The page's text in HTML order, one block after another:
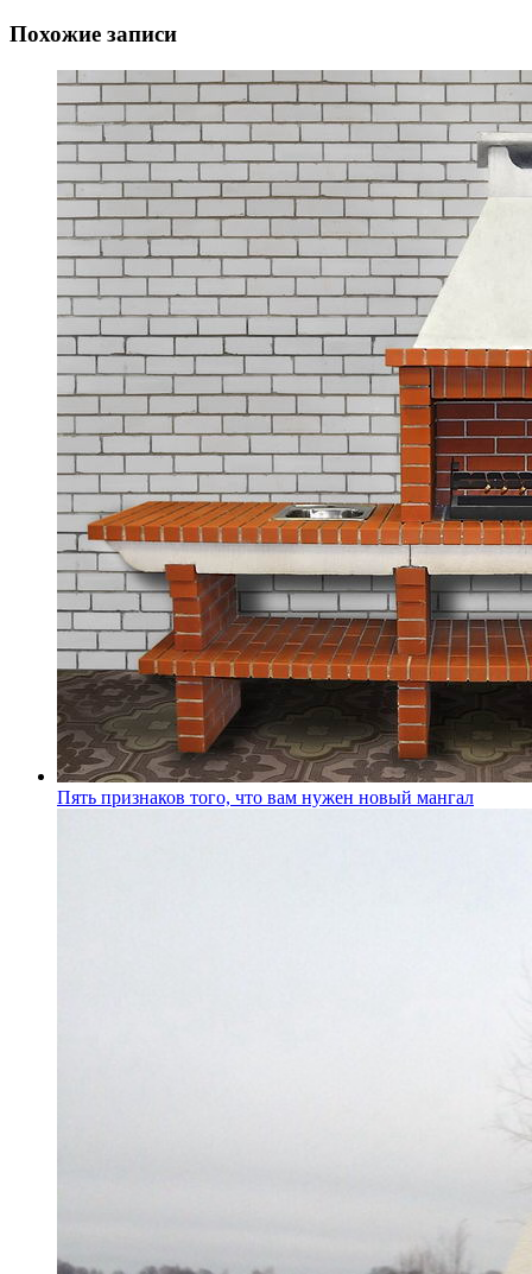
Похожие записи
Пять признаков того, что вам нужен новый мангал